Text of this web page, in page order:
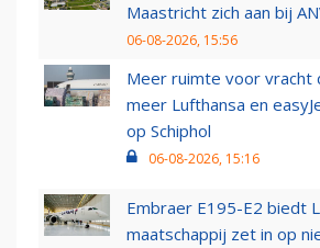
Maastricht zich aan bij
06-08-2026, 15:56
Meer ruimte voor vracht
meer Lufthansa en
op Schiphol
06-08-2026, 15:16
Embraer E195-E2 biedt
maatschappij zet in op